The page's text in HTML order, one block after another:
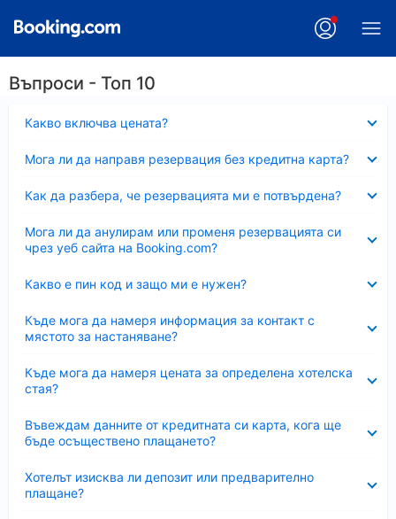
Въпроси - Топ 10
Какво включва цената?
Мога ли да направя резервация без кредитна карта?
Как да разбера, че резервацията ми е потвърдена?
Мога ли да анулирам или променя резервацията си
чрез уеб сайта на Booking.com?
Какво е пин код и защо ми е нужен?
Къде мога да намеря информация за контакт с
мястото за настаняване?
Къде мога да намеря цената за определена хотелска
стая?
Въвеждам данните от кредитната си карта, кога ще
бъде осъществено плащането?
Хотелът изисква ли депозит или предварително
плащане?